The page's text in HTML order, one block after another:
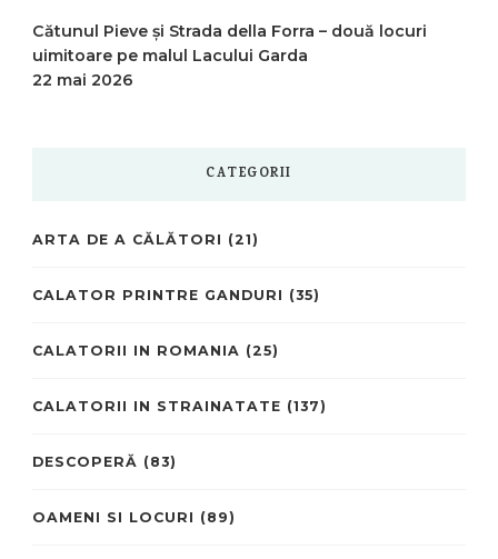
Cătunul Pieve și Strada della Forra – două locuri
uimitoare pe malul Lacului Garda
22 mai 2026
CATEGORII
ARTA DE A CĂLĂTORI (21)
CALATOR PRINTRE GANDURI (35)
CALATORII IN ROMANIA (25)
CALATORII IN STRAINATATE (137)
DESCOPERĂ (83)
OAMENI SI LOCURI (89)